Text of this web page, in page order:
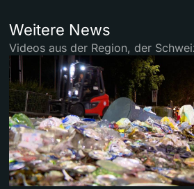
Weitere News
Videos aus der Region, der